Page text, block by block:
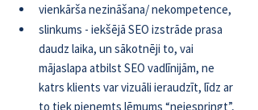
vienkārša nezināšana/ nekompetence,
slinkums - iekšējā SEO izstrāde prasa
daudz laika, un sākotnēji to, vai
mājaslapa atbilst SEO vadlīnijām, ne
katrs klients var vizuāli ieraudzīt, līdz ar
to tiek pieņemts lēmums “neiespringt”,